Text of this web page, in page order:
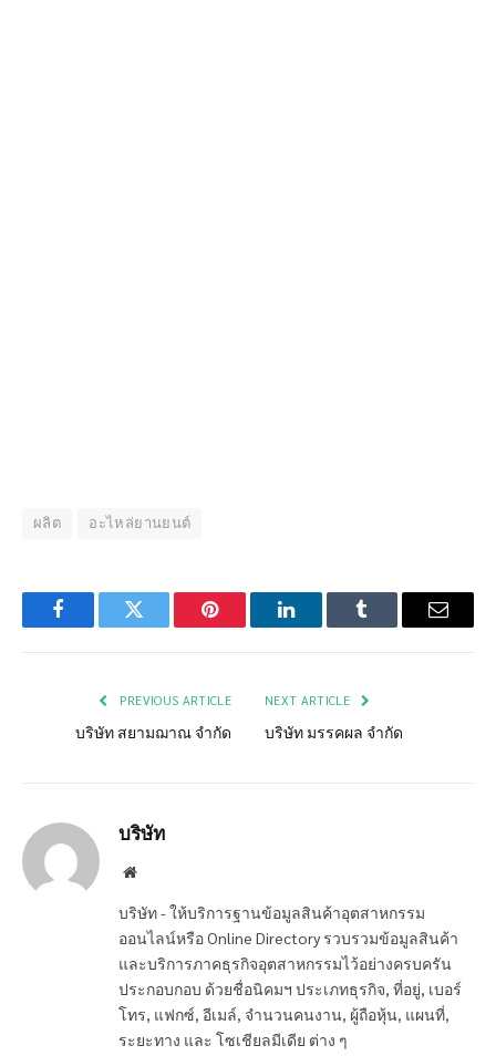
ผลิต อะไหล่ยานยนต์
FacebookTwitter Pinterest LinkedInTumblr Email
PREVIOUS ARTICLE
บริษัท สยามฌาณ จำกัด
NEXT ARTICLE
บริษัท มรรคผล จำกัด
บริษัท
Website
บริษัท - ให้บริการฐานข้อมูลสินค้าอุตสาหกรรม
ออนไลน์หรือ Online Directory รวบรวมข้อมูลสินค้า
และบริการภาคธุรกิจอุตสาหกรรมไว้อย่างครบครัน
ประกอบกอบ ด้วยชื่อนิคมฯ ประเภทธุรกิจ, ที่อยู่, เบอร์
โทร, แฟกซ์, อีเมล์, จำนวนคนงาน, ผู้ถือหุ้น, แผนที่,
ระยะทาง และ โซเชียลมีเดีย ต่าง ๆ